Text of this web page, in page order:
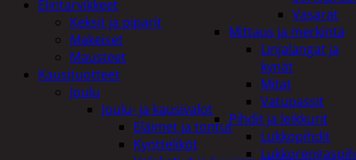
Vasarat
Mittaus ja merkintä
Linjalangat ja
kynät
Mitat
Vatupassit
Pihdit ja leikkurit
Lukkopihdit
Elintarvikkeet
Keksit ja piparit
Makeiset
Mausteet
Kausituotteet
Joulu
Joulu- ja kausivalot
Eläimet ja tontut
Kyntteliköt